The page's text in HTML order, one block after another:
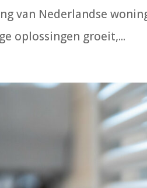
van Nederlandse
oplossingen groeit,...